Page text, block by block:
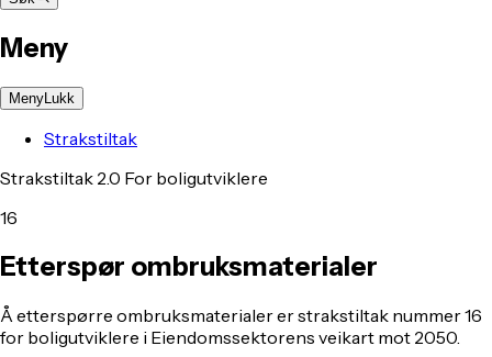
Meny
MenyLukk
Strakstiltak
Strakstiltak 2.0 For boligutviklere
16
Etterspør ombruksmaterialer
Å etterspørre ombruksmaterialer er strakstiltak nummer 16
for boligutviklere i Eiendomssektorens veikart mot 2050.